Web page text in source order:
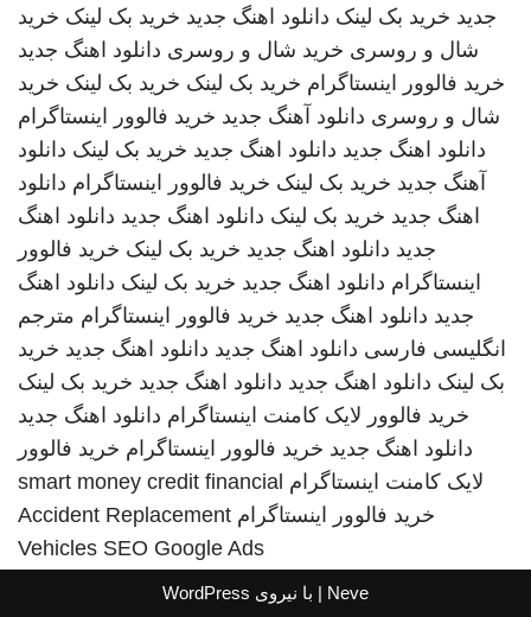
جدید خرید بک لینک دانلود اهنگ جدید خرید بک لینک خرید
شال و روسری خرید شال و روسری دانلود اهنگ جدید
خرید فالوور اینستاگرام خرید بک لینک خرید بک لینک خرید
شال و روسری دانلود آهنگ جدید خرید فالوور اینستاگرام
دانلود اهنگ جدید دانلود اهنگ جدید خرید بک لینک دانلود
آهنگ جدید خرید بک لینک خرید فالوور اینستاگرام دانلود
اهنگ جدید خرید بک لینک دانلود اهنگ جدید دانلود اهنگ
جدید دانلود اهنگ جدید خرید بک لینک خرید فالوور
اینستاگرام دانلود اهنگ جدید خرید بک لینک دانلود اهنگ
جدید دانلود اهنگ جدید خرید فالوور اینستاگرام مترجم
انگلیسی فارسی دانلود اهنگ جدید دانلود اهنگ جدید خرید
بک لینک دانلود اهنگ جدید دانلود اهنگ جدید خرید بک لینک
خرید فالوور لایک کامنت اینستاگرام دانلود اهنگ جدید
دانلود اهنگ جدید خرید فالوور اینستاگرام خرید فالوور
لایک کامنت اینستاگرام smart money credit financial
خرید فالوور اینستاگرام Accident Replacement
Vehicles SEO Google Ads
Neve | با نیروی WordPress